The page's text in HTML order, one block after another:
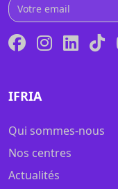
IFRIA
Qui sommes-nous
Nos centres
Actualités